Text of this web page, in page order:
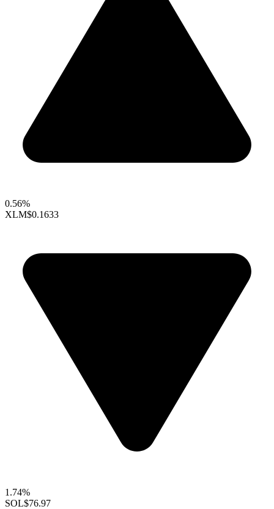
0.56%
XLM$0.1633
1.74%
SOL$76.97